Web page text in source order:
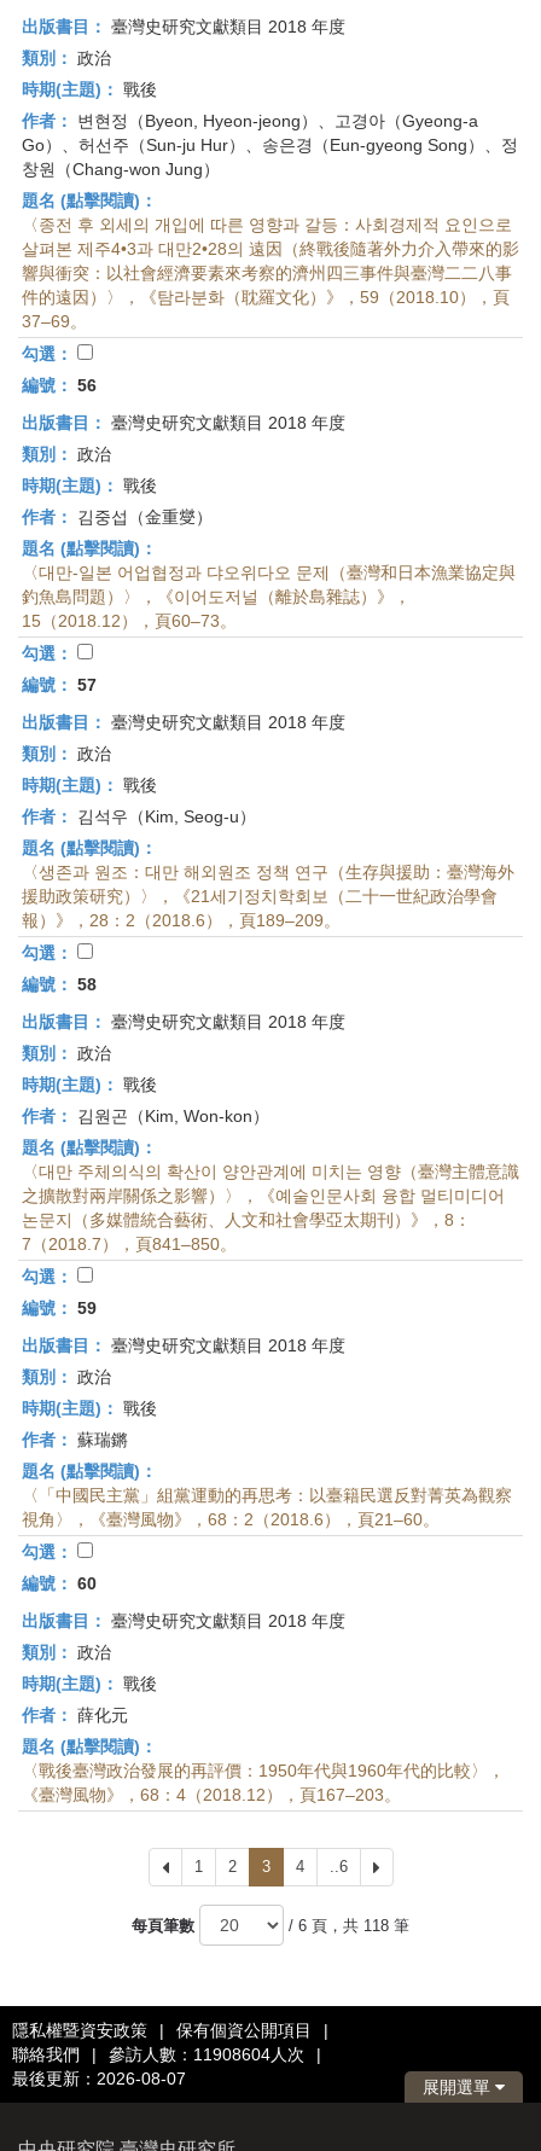
出版書目： 臺灣史研究文獻類目 2018 年度
類別： 政治
時期(主題)： 戰後
作者：
변현정（Byeon, Hyeon-jeong）、고경아（Gyeong-a
Go）、허선주（Sun-ju Hur）、송은경（Eun-gyeong Song）、정
창원（Chang-won Jung）
題名 (點擊閱讀)：
〈종전 후 외세의 개입에 따른 영향과 갈등：사회경제적 요인으로
살펴본 제주4•3과 대만2•28의 遠因（終戰後隨著外力介入帶來的影
響與衝突：以社會經濟要素來考察的濟州四三事件與臺灣二二八事
件的遠因）〉，《탐라분화（耽羅文化）》，59（2018.10），頁
37–69。
勾選：
編號： 56
出版書目： 臺灣史研究文獻類目 2018 年度
類別： 政治
時期(主題)： 戰後
作者：
김중섭（金重燮）
題名 (點擊閱讀)：
〈대만-일본 어업협정과 댜오위다오 문제（臺灣和日本漁業協定與
釣魚島問題）〉，《이어도저널（離於島雜誌）》，
15（2018.12），頁60–73。
勾選：
編號： 57
出版書目： 臺灣史研究文獻類目 2018 年度
類別： 政治
時期(主題)： 戰後
作者：
김석우（Kim, Seog-u）
題名 (點擊閱讀)：
〈생존과 원조：대만 해외원조 정책 연구（生存與援助：臺灣海外
援助政策研究）〉，《21세기정치학회보（二十一世紀政治學會
報）》，28：2（2018.6），頁189–209。
勾選：
編號： 58
出版書目： 臺灣史研究文獻類目 2018 年度
類別： 政治
時期(主題)： 戰後
作者：
김원곤（Kim, Won-kon）
題名 (點擊閱讀)：
〈대만 주체의식의 확산이 양안관계에 미치는 영향（臺灣主體意識
之擴散對兩岸關係之影響）〉，《예술인문사회 융합 멀티미디어
논문지（多媒體統合藝術、人文和社會學亞太期刊）》，8：
7（2018.7），頁841–850。
勾選：
編號： 59
出版書目： 臺灣史研究文獻類目 2018 年度
類別： 政治
時期(主題)： 戰後
作者： 蘇瑞鏘
題名 (點擊閱讀)：
〈「中國民主黨」組黨運動的再思考：以臺籍民選反對菁英為觀察
視角〉，《臺灣風物》，68：2（2018.6），頁21–60。
勾選：
編號： 60
出版書目： 臺灣史研究文獻類目 2018 年度
類別： 政治
時期(主題)： 戰後
作者： 薛化元
題名 (點擊閱讀)：
〈戰後臺灣政治發展的再評價：1950年代與1960年代的比較〉，
《臺灣風物》，68：4（2018.12），頁167–203。
上
一
1 2 3 4 ..6
下
一
每頁筆數
/ 6 頁，共 118 筆
隱私權暨資安政策 | 保有個資公開項目
|
聯絡我們
| 參訪人數：11908604人次
|
最後更新：2026-08-07
展開選單